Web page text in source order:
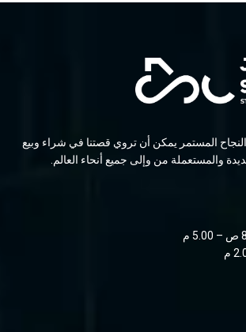
عامًا من النجاح المستمر يمكن أن تروي قصتنا في شراء وبيع
والمستعملة من وإلى جميع أنحاء العالم.